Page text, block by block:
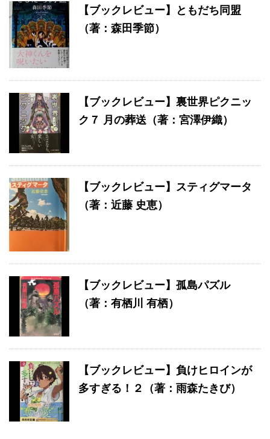
【ブックレビュー】ともだち同盟
（著：森田季節）
【ブックレビュー】裏世界ピクニッ
ク７ 月の葬送（著：宮澤伊織）
【ブックレビュー】スティグマータ
（著：近藤 史恵）
【ブックレビュー】孤島パズル
（著：有栖川 有栖）
【ブックレビュー】負けヒロインが
多すぎる！２（著：雨森たきび）